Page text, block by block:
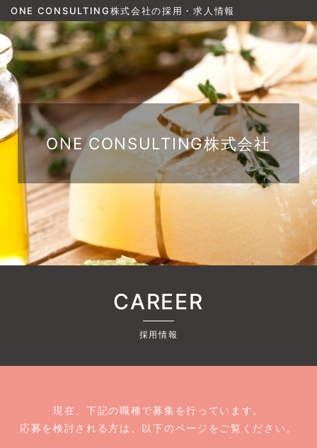
ONE CONSULTING株式会社の採用・求人情報
ONE CONSULTING株式会社
CAREER
採用情報
現在、下記の職種で募集を行っています。
応募を検討される方は、以下のページをご覧ください。